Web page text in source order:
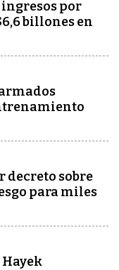
por
billones en
decreto sobre
para miles
Hayek